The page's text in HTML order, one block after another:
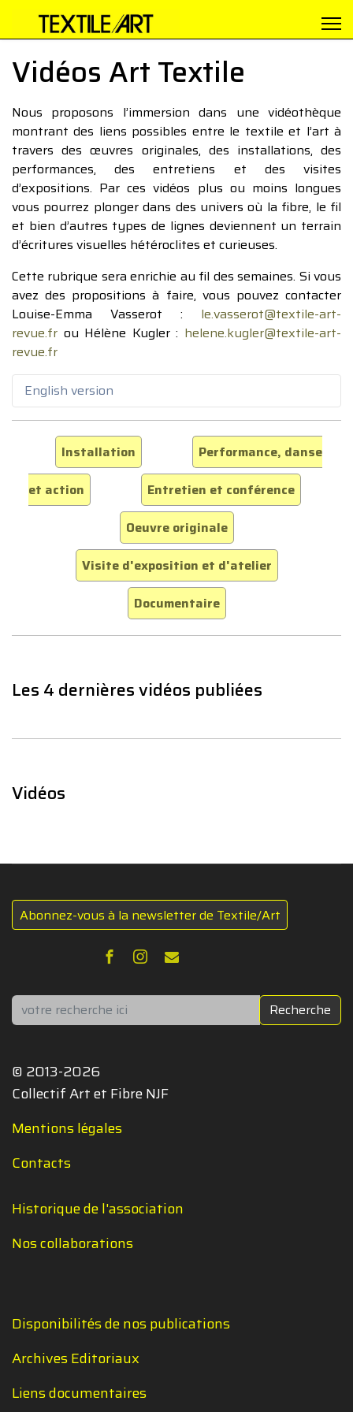
Vidéos Art Textile
Nous proposons l’immersion dans une vidéothèque
montrant des liens possibles entre le textile et l’art à
travers des œuvres originales, des installations, des
performances, des entretiens et des visites
d’expositions. Par ces vidéos plus ou moins longues
vous pourrez plonger dans des univers où la fibre, le fil
et bien d’autres types de lignes deviennent un terrain
d’écritures visuelles hétéroclites et curieuses.
Cette rubrique sera enrichie au fil des semaines. Si vous
avez des propositions à faire, vous pouvez contacter
Louise-Emma Vasserot : le.vasserot@textile-art-
revue.fr ou Hélène Kugler : helene.kugler@textile-art-
revue.fr
English version
Installation
Performance, danse
et action
Entretien et conférence
Oeuvre originale
Visite d'exposition et d'atelier
Documentaire
Les 4 dernières vidéos publiées
Vidéos
Abonnez-vous à la newsletter de Textile/Art
Rechercher Recherche
© 2013-2026
Collectif Art et Fibre NJF
Mentions légales
Contacts
Historique de l'association
Nos collaborations
Disponibilités de nos publications
Archives Editoriaux
Liens documentaires